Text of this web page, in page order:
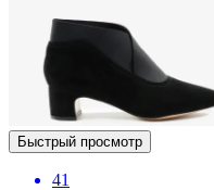
Быстрый просмотр
41